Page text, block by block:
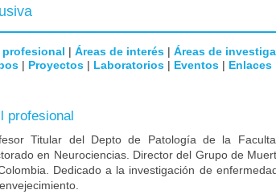
profesional | Áreas de interés | Áreas de
| Proyectos | Laboratorios | Eventos | Enlaces
profesional
Titular del Depto de Patología de la
en Neurociencias. Director del Grupo de
Dedicado a la investigación de